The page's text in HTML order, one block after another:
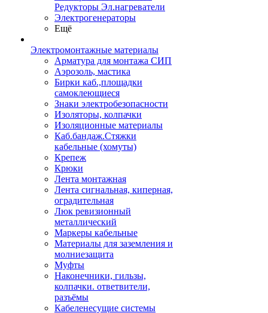
Редукторы Эл.нагреватели
Электрогенераторы
Ещё
Электромонтажные материалы
Арматура для монтажа СИП
Аэрозоль, мастика
Бирки каб.,площадки
самоклеющиеся
Знаки электробезопасности
Изоляторы, колпачки
Изоляционные материалы
Каб.бандаж.Стяжки
кабельные (хомуты)
Крепеж
Крюки
Лента монтажная
Лента сигнальная, киперная,
оградительная
Люк ревизионный
металлический
Маркеры кабельные
Материалы для заземления и
молниезащита
Муфты
Наконечники, гильзы,
колпачки. ответвители,
разъёмы
Кабеленесущие системы